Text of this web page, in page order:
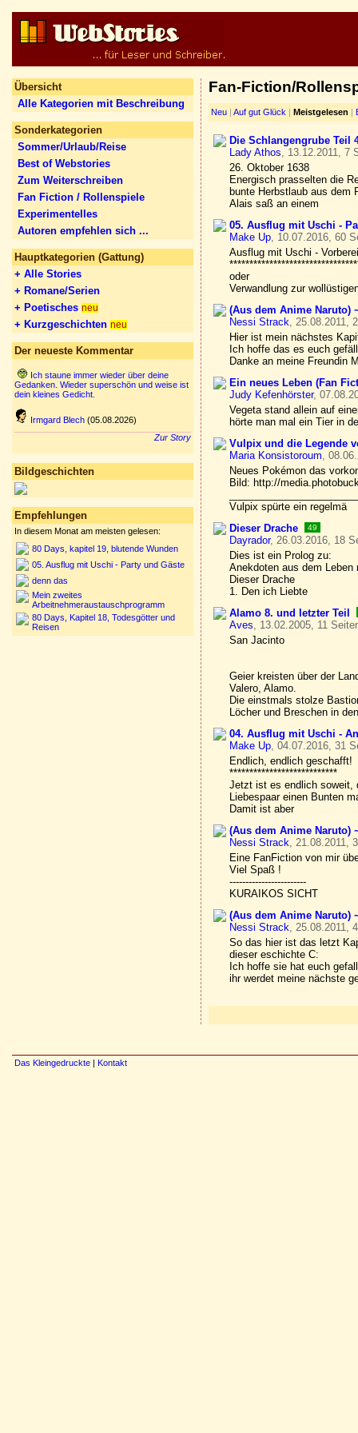
Übersicht
Alle Kategorien mit Beschreibung
Sonderkategorien
Sommer/Urlaub/Reise
Best of Webstories
Zum Weiterschreiben
Fan Fiction / Rollenspiele
Experimentelles
Autoren empfehlen sich ...
Hauptkategorien (Gattung)
+ Alle Stories
+ Romane/Serien
+ Poetisches neu
+ Kurzgeschichten neu
Der neueste Kommentar
Ich staune immer wieder über deine
Gedanken. Wieder superschön und weise ist
dein kleines Gedicht.
Irmgard Blech (05.08.2026)
Zur Story
Bildgeschichten
Empfehlungen
In diesem Monat am meisten gelesen:
80 Days, kapitel 19, blutende Wunden
05. Ausflug mit Uschi - Party und Gäste
denn das
Mein zweites
Arbeitnehmeraustauschprogramm
80 Days, Kapitel 18, Todesgötter und
Reisen
Fan-Fiction/
Neu | Auf gut Glück | Meistgelesen |
Die Schlangengrube Teil
Lady Athos, 13.12.2011, 7
26. Oktober 1638
Energisch prasselten die
bunte Herbstlaub aus dem
Alais saß an einem
05. Ausflug mit Uschi -
Make Up, 10.07.2016, 60
Ausflug mit Uschi -
oder
Verwandlung zur
(Aus dem Anime Naruto)
Nessi Strack, 25.08.2011,
Hier ist mein nächstes
Ich hoffe das es euch
Danke an meine Freundin
Ein neues Leben (Fan
Judy Kefenhörster,
Vegeta stand allein auf
hörte man mal ein Tier in
Vulpix und die Legende
Maria Konsistoroum,
Neues Pokémon das
Bild: http://
Vulpix spürte ein regelmä
Dieser Drache
49
Dayrador, 26.03.2016, 18
Dies ist ein Prolog zu:
Anekdoten aus dem Leben
Dieser Drache
1. Den ich Liebte
Alamo 8. und letzter Teil
Aves, 13.02.2005, 11
San Jacinto
Geier kreisten über der
Valero, Alamo.
Die einstmals stolze
Löcher und Breschen in
04. Ausflug mit Uschi -
Make Up, 04.07.2016, 31
Endlich, endlich geschafft!
***************************
Jetzt ist es endlich soweit,
Liebespaar einen Bunten
Damit ist aber
(Aus dem Anime Naruto)
Nessi Strack, 21.08.2011,
Eine FanFiction von mir
Viel Spaß !
------------------------
KURAIKOS SICHT
(Aus dem Anime Naruto)
Nessi Strack, 25.08.2011,
So das hier ist das letzt
dieser eschichte C:
Ich hoffe sie hat euch
ihr werdet meine nächste
Das Kleingedruckte | Kontakt